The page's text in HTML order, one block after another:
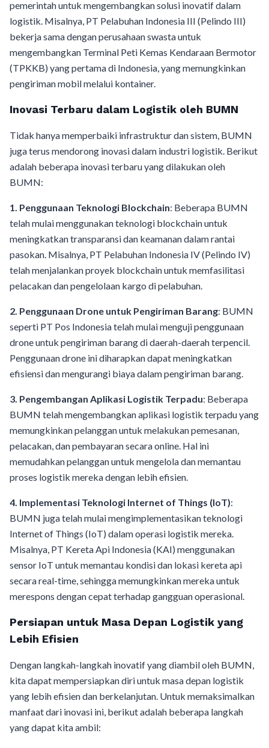
pemerintah untuk mengembangkan solusi inovatif dalam
logistik. Misalnya, PT Pelabuhan Indonesia III (Pelindo III)
bekerja sama dengan perusahaan swasta untuk
mengembangkan Terminal Peti Kemas Kendaraan Bermotor
(TPKKB) yang pertama di Indonesia, yang memungkinkan
pengiriman mobil melalui kontainer.
Inovasi Terbaru dalam Logistik oleh BUMN
Tidak hanya memperbaiki infrastruktur dan sistem, BUMN
juga terus mendorong inovasi dalam industri logistik. Berikut
adalah beberapa inovasi terbaru yang dilakukan oleh
BUMN:
1. Penggunaan Teknologi Blockchain: Beberapa BUMN
telah mulai menggunakan teknologi blockchain untuk
meningkatkan transparansi dan keamanan dalam rantai
pasokan. Misalnya, PT Pelabuhan Indonesia IV (Pelindo IV)
telah menjalankan proyek blockchain untuk memfasilitasi
pelacakan dan pengelolaan kargo di pelabuhan.
2. Penggunaan Drone untuk Pengiriman Barang: BUMN
seperti PT Pos Indonesia telah mulai menguji penggunaan
drone untuk pengiriman barang di daerah-daerah terpencil.
Penggunaan drone ini diharapkan dapat meningkatkan
efisiensi dan mengurangi biaya dalam pengiriman barang.
3. Pengembangan Aplikasi Logistik Terpadu: Beberapa
BUMN telah mengembangkan aplikasi logistik terpadu yang
memungkinkan pelanggan untuk melakukan pemesanan,
pelacakan, dan pembayaran secara online. Hal ini
memudahkan pelanggan untuk mengelola dan memantau
proses logistik mereka dengan lebih efisien.
4. Implementasi Teknologi Internet of Things (IoT):
BUMN juga telah mulai mengimplementasikan teknologi
Internet of Things (IoT) dalam operasi logistik mereka.
Misalnya, PT Kereta Api Indonesia (KAI) menggunakan
sensor IoT untuk memantau kondisi dan lokasi kereta api
secara real-time, sehingga memungkinkan mereka untuk
merespons dengan cepat terhadap gangguan operasional.
Persiapan untuk Masa Depan Logistik yang
Lebih Efisien
Dengan langkah-langkah inovatif yang diambil oleh BUMN,
kita dapat mempersiapkan diri untuk masa depan logistik
yang lebih efisien dan berkelanjutan. Untuk memaksimalkan
manfaat dari inovasi ini, berikut adalah beberapa langkah
yang dapat kita ambil: